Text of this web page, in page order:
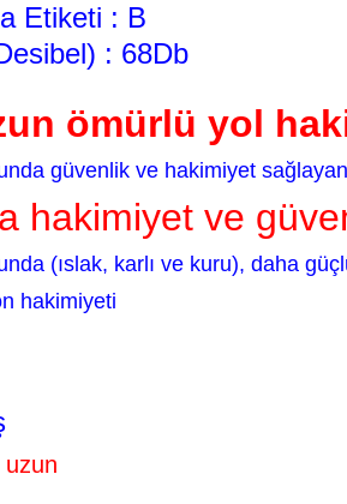
Etiketi : B
: 68Db
ömürlü yol
güvenlik ve hakimiyet
hakimiyet ve
(ıslak, karlı ve kuru), daha
hakimiyeti
uzun